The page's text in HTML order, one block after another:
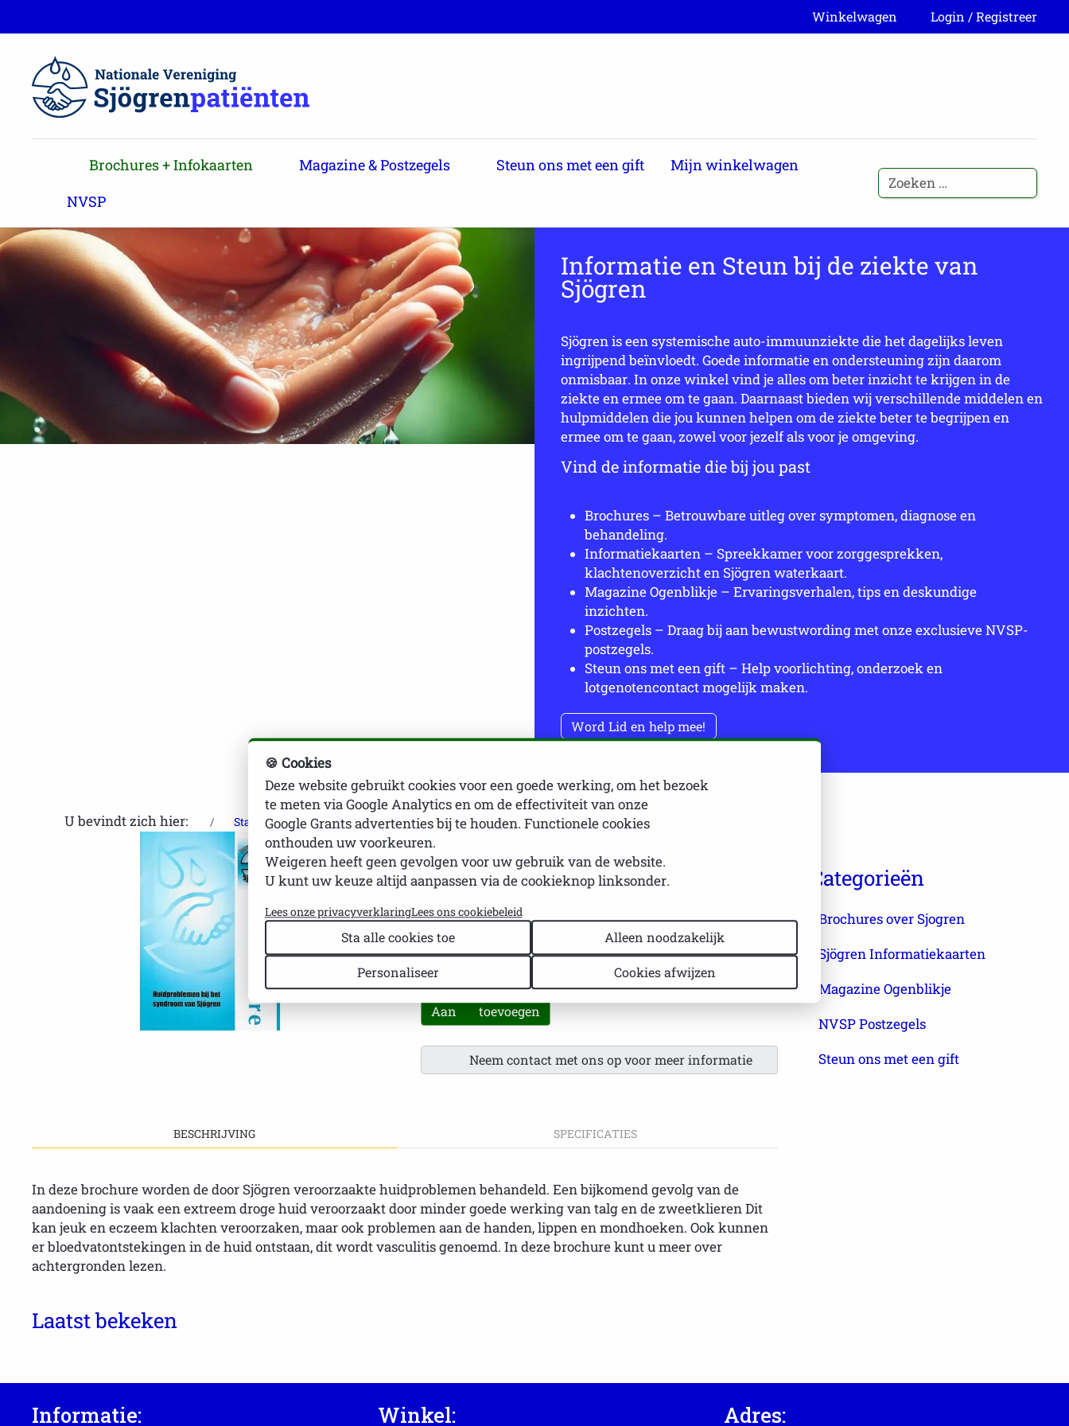
Winkelwagen Login / Registreer
Brochures + Infokaarten Magazine & Postzegels Steun ons met een gift
Mijn winkelwagen
NVSP
Informatie en Steun bij de ziekte van
Sjögren
Sjögren is een systemische auto-immuunziekte die het dagelijks leven
ingrijpend beïnvloedt. Goede informatie en ondersteuning zijn daarom
onmisbaar. In onze winkel vind je alles om beter inzicht te krijgen in de
ziekte en ermee om te gaan. Daarnaast bieden wij verschillende middelen en
hulpmiddelen die jou kunnen helpen om de ziekte beter te begrijpen en
ermee om te gaan, zowel voor jezelf als voor je omgeving.
Vind de informatie die bij jou past
Brochures – Betrouwbare uitleg over symptomen, diagnose en
behandeling.
Informatiekaarten – Spreekkamer voor zorggesprekken,
klachtenoverzicht en Sjögren waterkaart.
Magazine Ogenblikje – Ervaringsverhalen, tips en deskundige
inzichten.
Postzegels – Draag bij aan bewustwording met onze exclusieve NVSP-
postzegels.
Steun ons met een gift – Help voorlichting, onderzoek en
lotgenotencontact mogelijk maken.
Word Lid en help mee!
U bevindt zich hier: Startpagina Brochures + Infokaarten Brochures over Sjögren
Brochures over Sjogren
Huidproblemen
€ 2,50
Aan toevoegen
Neem contact met ons op voor meer informatie
BESCHRIJVING SPECIFICATIES
In deze brochure worden de door Sjögren veroorzaakte huidproblemen behandeld. Een bijkomend gevolg van de
aandoening is vaak een extreem droge huid veroorzaakt door minder goede werking van talg en de zweetklieren Dit
kan jeuk en eczeem klachten veroorzaken, maar ook problemen aan de handen, lippen en mondhoeken. Ook kunnen
er bloedvatontstekingen in de huid ontstaan, dit wordt vasculitis genoemd. In deze brochure kunt u meer over
achtergronden lezen.
Laatst bekeken
Categorieën
Brochures over Sjogren
Sjögren Informatiekaarten
Magazine Ogenblikje
NVSP Postzegels
Steun ons met een gift
Informatie: Winkel: Adres:
🍪 Cookies
Deze website gebruikt cookies voor een goede werking, om het bezoek
te meten via Google Analytics en om de effectiviteit van onze
Google Grants advertenties bij te houden. Functionele cookies
onthouden uw voorkeuren.
Weigeren heeft geen gevolgen voor uw gebruik van de website.
U kunt uw keuze altijd aanpassen via de cookieknop linksonder.
Lees onze privacyverklaringLees ons cookiebeleid
Sta alle cookies toe Alleen noodzakelijk
Personaliseer Cookies afwijzen